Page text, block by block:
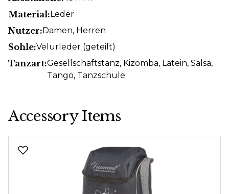
Material:Leder
Nutzer:Damen, Herren
Sohle:Velurleder (geteilt)
Tanzart:Gesellschaftstanz, Kizomba, Latein, Salsa,
Tango, Tanzschule
Accessory Items